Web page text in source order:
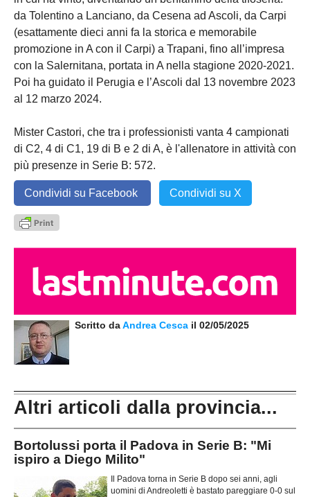
da Tolentino a Lanciano, da Cesena ad Ascoli, da Carpi
(esattamente dieci anni fa la storica e memorabile
promozione in A con il Carpi) a Trapani, fino all’impresa
con la Salernitana, portata in A nella stagione 2020-2021.
Poi ha guidato il Perugia e l’Ascoli dal 13 novembre 2023
al 12 marzo 2024.
Mister Castori, che tra i professionisti vanta 4 campionati
di C2, 4 di C1, 19 di B e 2 di A, è l'allenatore in attività con
più presenze in Serie B: 572.
Condividi su Facebook Condividi su X
Scritto daAndrea Cesca il 02/05/2025
Altri articoli dalla provincia...
Bortolussi porta il Padova in Serie B: "Mi
ispiro a Diego Milito"
Il Padova torna in Serie B dopo sei anni, agli
uomini di Andreoletti è bastato pareggiare 0-0 sul